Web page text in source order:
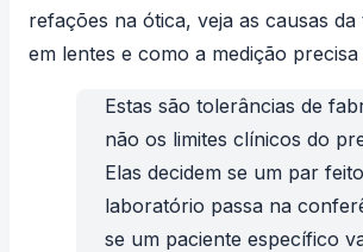
refações na ótica, veja as causas
em lentes e como a medição precisa
Estas são tolerâncias de
não os limites clínicos do
Elas decidem se um par
laboratório passa na
se um paciente específico